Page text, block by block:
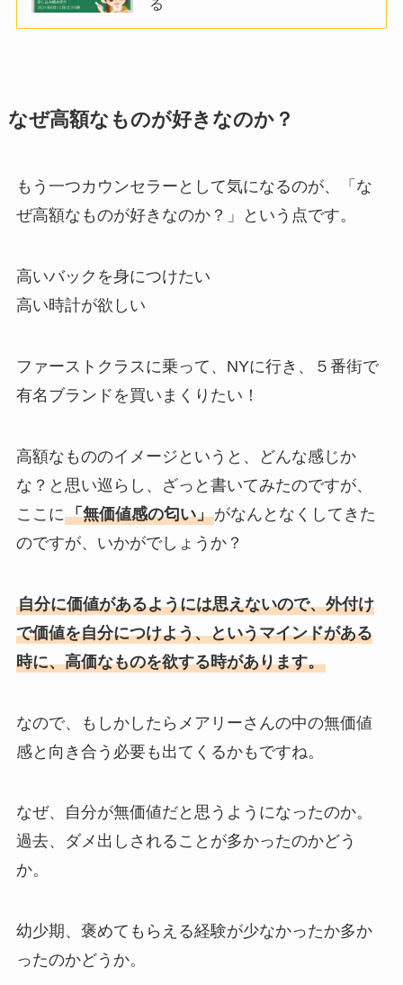
る
なぜ高額なものが好きなのか？
もう一つカウンセラーとして気になるのが、「な
ぜ高額なものが好きなのか？」という点です。
高いバックを身につけたい
高い時計が欲しい
ファーストクラスに乗って、NYに行き、５番街で
有名ブランドを買いまくりたい！
高額なもののイメージというと、どんな感じか
な？と思い巡らし、ざっと書いてみたのですが、
ここに「無価値感の匂い」がなんとなくしてきた
のですが、いかがでしょうか？
自分に価値があるようには思えないので、外付け
で価値を自分につけよう、というマインドがある
時に、高価なものを欲する時があります。
なので、もしかしたらメアリーさんの中の無価値
感と向き合う必要も出てくるかもですね。
なぜ、自分が無価値だと思うようになったのか。
過去、ダメ出しされることが多かったのかどう
か。
幼少期、褒めてもらえる経験が少なかったか多か
ったのかどうか。